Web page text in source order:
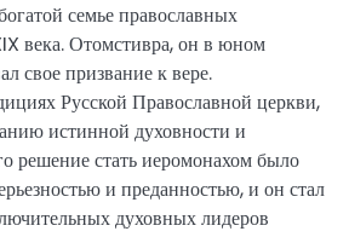
семье православных
века. Отомстивра, он в юном
свое призвание к вере.
Русской Православной церкви,
истинной духовности и
решение стать иеромонахом было
и преданностью, и он стал
духовных лидеров